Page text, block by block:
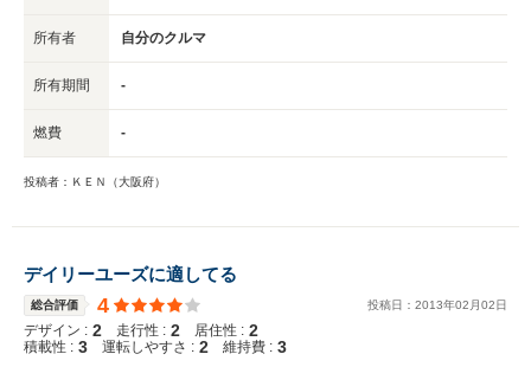
所有者 自分のクルマ
所有期間 -
燃費 -
投稿者：ＫＥＮ（大阪府）
デイリーユーズに適してる
総合評価 4 投稿日： 2013年02 月02日
デザイン : 2 走行性 : 2 居住性 : 2
積載性 : 3 運転しやすさ : 2 維持費 : 3